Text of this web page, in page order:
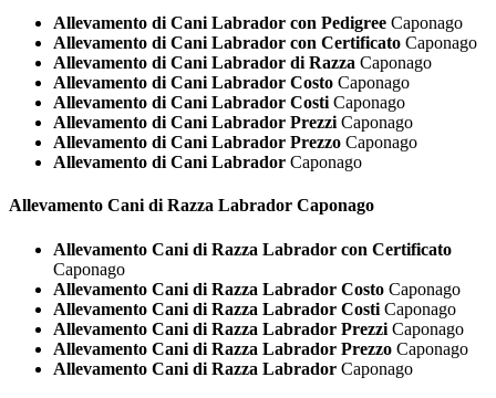
Allevamento di Cani Labrador con Pedigree Caponago
Allevamento di Cani Labrador con Certificato Caponago
Allevamento di Cani Labrador di Razza Caponago
Allevamento di Cani Labrador Costo Caponago
Allevamento di Cani Labrador Costi Caponago
Allevamento di Cani Labrador Prezzi Caponago
Allevamento di Cani Labrador Prezzo Caponago
Allevamento di Cani Labrador Caponago
Allevamento Cani di Razza Labrador Caponago
Allevamento Cani di Razza Labrador con Certificato
Caponago
Allevamento Cani di Razza Labrador Costo Caponago
Allevamento Cani di Razza Labrador Costi Caponago
Allevamento Cani di Razza Labrador Prezzi Caponago
Allevamento Cani di Razza Labrador Prezzo Caponago
Allevamento Cani di Razza Labrador Caponago